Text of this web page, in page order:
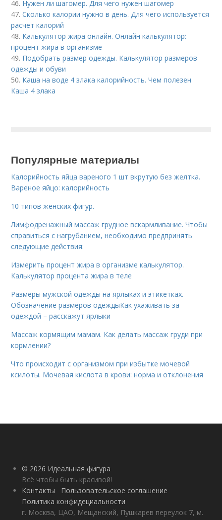
46. Нужен ли шагомер. Для чего нужен шагомер
47.Сколько калории нужно в день. Для чего используется
расчет калорий
48. Калькулятор жира онлайн. Онлайн калькулятор:
процент жира в организме
49. Подобрать размер одежды. Калькулятор размеров
одежды и обуви
50. Каша на воде 4 злака калорийность. Чем полезен
Каша 4 злака
Популярные материалы
Калорийность яйца вареного 1 шт вкрутую без желтка.
Вареное яйцо: калорийность
10 типов женских фигур.
Лимфодренажный массаж грудное вскармливание. Чтобы
справиться с нагрубанием, необходимо предпринять
следующие действия:
Измерить процент жира в организме калькулятор.
Калькулятор процента жира в теле
Размеры мужской одежды на ярлыках и этикетках.
Обозначение размеров одеждыКак ухаживать за
одеждой – расскажут ярлыки
Массаж кормящим мамам. Как делать массаж груди при
кормлении?
Что происходит с организмом при избытке мочевой
ксилоты. Мочевая кислота в крови: норма и отклонения
© 2026 Идеальная фигура
Всё чтобы быть красивой!
Контакты
Пользовательское соглашение
Политика конфидециальности
г. Москва, ЦАО, Мещанский, Пушкарев переулок 7, м.